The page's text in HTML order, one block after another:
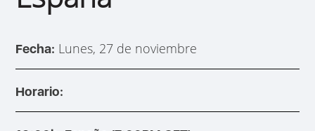
Fecha: Lunes, 27 de noviembre
Horario: